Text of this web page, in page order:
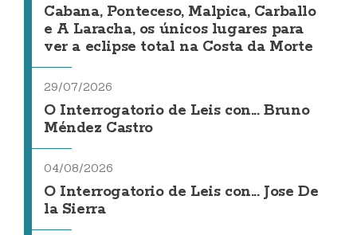
Cabana, Ponteceso, Malpica, Carballo
e A Laracha, os únicos lugares para
ver a eclipse total na Costa da Morte
29/07/2026
O Interrogatorio de Leis con... Bruno
Méndez Castro
04/08/2026
O Interrogatorio de Leis con... Jose De
la Sierra